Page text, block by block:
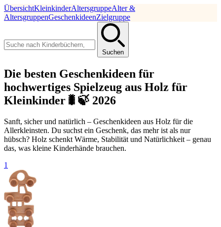
ÜbersichtKleinkinderAltersgruppeAlter &
AltersgruppenGeschenkideenZielgruppe
Suchen
Die besten Geschenkideen für
hochwertiges Spielzeug aus Holz für
Kleinkinder🐛🍃 2026
Sanft, sicher und natürlich – Geschenkideen aus Holz für die
Allerkleinsten. Du suchst ein Geschenk, das mehr ist als nur
hübsch? Holz schenkt Wärme, Stabilität und Natürlichkeit – genau
das, was kleine Kinderhände brauchen.
1